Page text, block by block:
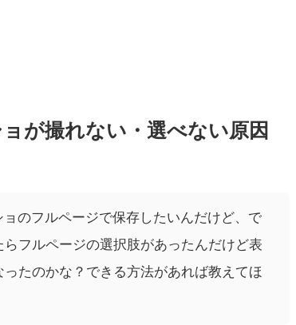
が撮れない・選べない原因
のフルページで保存したいんだけど、で
フルページの選択肢があったんだけど表
たのかな？できる方法があれば教えてほ